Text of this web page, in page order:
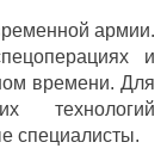
армии.
и
времени. Для
технологий
специалисты.